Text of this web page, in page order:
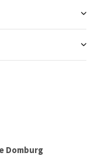
Domburg